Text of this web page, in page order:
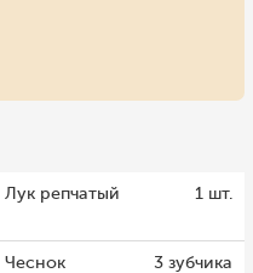
Лук репчатый 1 шт.
Чеснок 3 зубчика